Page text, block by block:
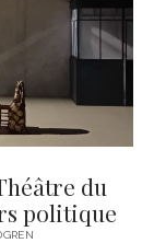
du
politique